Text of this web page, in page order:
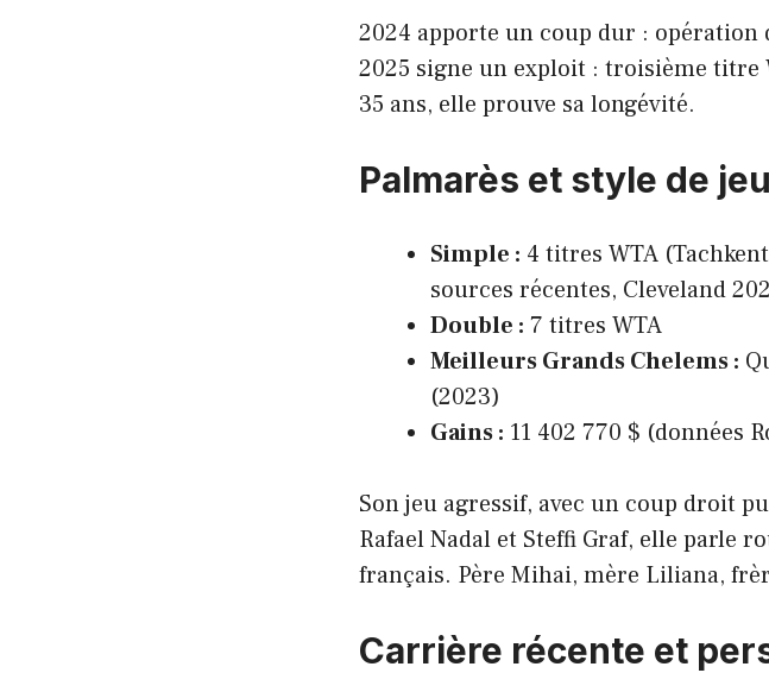
2024 apporte un coup dur : opération
2025 signe un exploit : troisième titre
35 ans, elle prouve sa longévité.
Palmarès et style de jeu
Simple : 4 titres WTA
sources récentes, Cleveland
Double : 7 titres WTA
Meilleurs Grands Chelems :
(2023)
Gains : 11 402 770 $ (données
Son jeu agressif, avec un coup droit
Rafael Nadal et Steffi Graf, elle parle
français. Père Mihai, mère Liliana,
Carrière récente et